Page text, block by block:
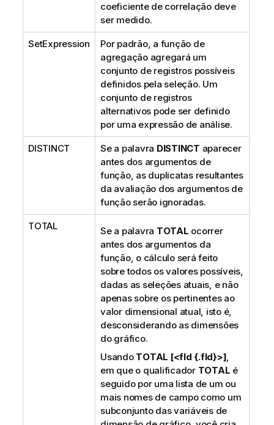
coeficiente de correlação deve
ser medido.
SetExpression
Por padrão, a função de
agregação agregará um
conjunto de registros possíveis
definidos pela seleção. Um
conjunto de registros
alternativos pode ser definido
por uma expressão de análise.
DISTINCT Se a palavra DISTINCT aparecer
antes dos argumentos de
função, as duplicatas resultantes
da avaliação dos argumentos de
função serão ignoradas.
TOTAL Se a palavra TOTAL ocorrer
antes dos argumentos da
função, o cálculo será feito
sobre todos os valores possíveis,
dadas as seleções atuais, e não
apenas sobre os pertinentes ao
valor dimensional atual, isto é,
desconsiderando as dimensões
do gráfico.
Usando TOTAL [<fld {.fld}>],
em que o qualificador TOTAL é
seguido por uma lista de um ou
mais nomes de campo como um
subconjunto das variáveis de